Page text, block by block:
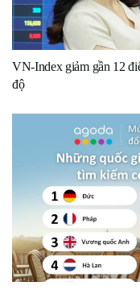
VN-Index giảm gần 12
độ